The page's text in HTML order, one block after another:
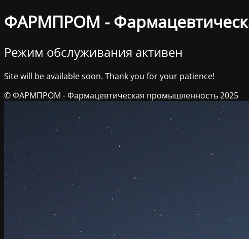
ФАРМПРОМ -
Режим обслуживания активен
Site will be available soon. Thank you for your patience!
© ФАРМПРОМ - Фармацевтическая промышленность 2025